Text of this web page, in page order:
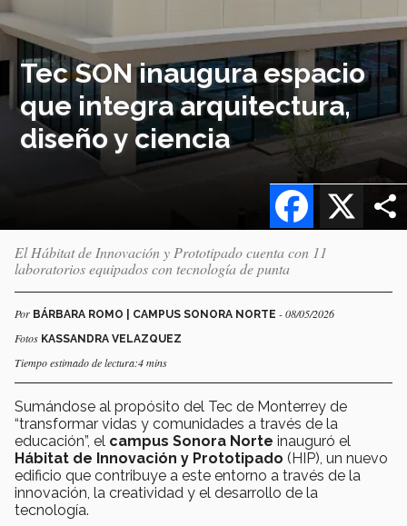
Tec SON inaugura espacio
que integra arquitectura,
diseño y ciencia
X
Facebook
El Hábitat de Innovación y Prototipado cuenta con 11
laboratorios equipados con tecnología de punta
Por BÁRBARA ROMO | CAMPUS SONORA NORTE - 08/05/2026
Fotos KASSANDRA VELAZQUEZ
Tiempo estimado de lectura:4 mins
Sumándose al propósito del Tec de Monterrey de
“transformar vidas y comunidades a través de la
educación”, el campus Sonora Norte inauguró el
Hábitat de Innovación y Prototipado (HIP), un nuevo
edificio que contribuye a este entorno a través de la
innovación, la creatividad y el desarrollo de la
tecnología.